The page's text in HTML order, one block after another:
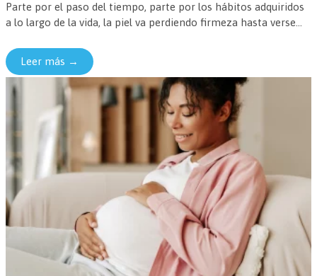
Parte por el paso del tiempo, parte por los hábitos adquiridos
a lo largo de la vida, la piel va perdiendo firmeza hasta verse...
Leer más →